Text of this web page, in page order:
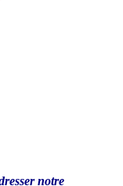
notre